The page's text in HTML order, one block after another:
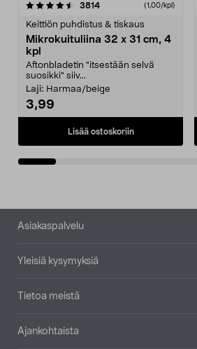
3814arvostelut (1,00/kpl)
Keittiön puhdistus & tiskaus
Mikrokuituliina 32 x 31 cm, 4
kpl
Aftonbladetin "itsestään selvä
suosikki" siiv...
Laji: Harmaa/beige
3,99
Lisää ostoskoriin
4.5viidestä
Alatunniste
Asiakaspalvelu
Yleisiä kysymyksiä
Tietoa meistä
Ajankohtaista